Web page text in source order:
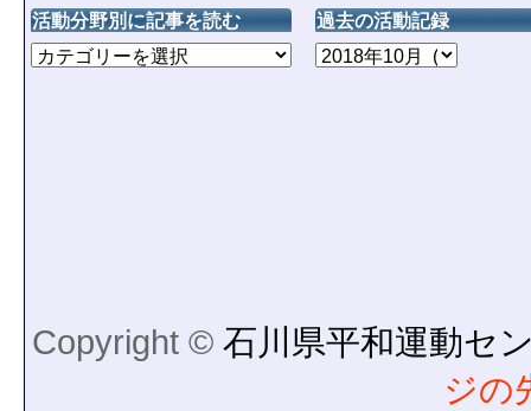
活動分野別に記事を読む 過去の活動記録
Copyright © 石川県平和運動セ
ジの